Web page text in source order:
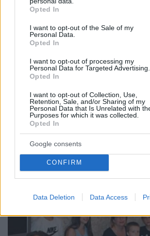
grant or deny consent to Google and its
use your data for below specified purposes
consent section.
Opted In
I want to opt-out of the Sale of my
Personal Data.
Opted In
I want to opt-out of processing my
Personal Data for Targeted Advertising.
Opted In
I want to opt-out of Collection, Use,
Retention, Sale, and/or Sharing of my
Personal Data that Is Unrelated with
Purposes for which it was collected.
Opted In
Google consents
CONFIRM
Data Deletion Data Access
Άλλος για data center; Επενδύσεις
ερχόμενη δεκαετία
07.08.2026, 20:16